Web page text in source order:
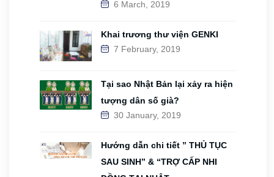
6 March, 2019
Khai trương thư viện GENKI
7 February, 2019
Tại sao Nhật Bản lại xảy ra hiện
tượng dân số già?
30 January, 2019
Hướng dẫn chi tiết ” THỦ TỤC
SAU SINH” & “TRỢ CẤP NHI